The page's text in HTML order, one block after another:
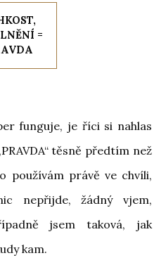
=
funguje, je říci si nahlas
těsně předtím než
používám právě ve chvíli,
nepřijde, žádný vjem,
jsem taková, jak
kam.